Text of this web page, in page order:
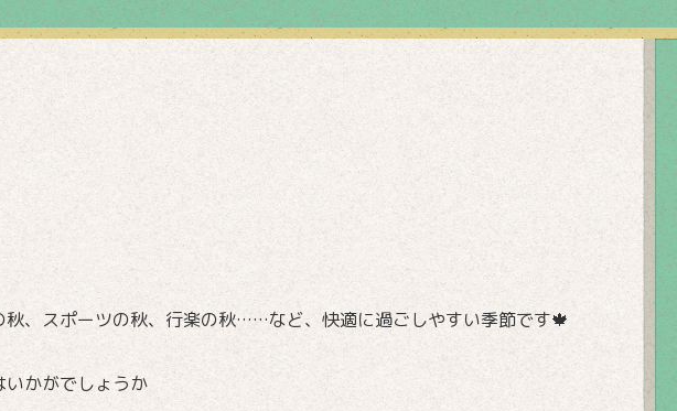
、スポーツの秋、行楽の秋……など、 快適に過ごしやすい季節です🍁
かがでしょうか